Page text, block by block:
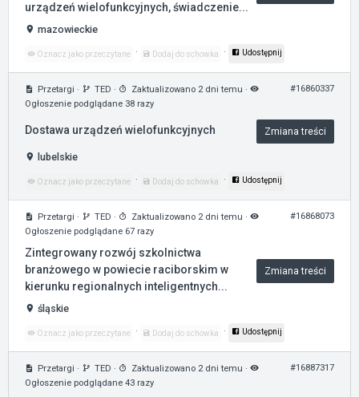
urządzeń wielofunkcyjnych, świadczenie...
mazowieckie
Oznacz jako przeczytane · Dodaj do schowka · Udostępnij
Przetargi · TED · Zaktualizowano 2 dni temu ·
Ogłoszenie podglądane 38 razy
#16860337
Dostawa urządzeń wielofunkcyjnych Zmiana treści
lubelskie
Oznacz jako przeczytane · Dodaj do schowka · Udostępnij
Przetargi · TED · Zaktualizowano 2 dni temu ·
Ogłoszenie podglądane 67 razy
#16868073
Zintegrowany rozwój szkolnictwa
branżowego w powiecie raciborskim w
kierunku regionalnych inteligentnych...
Zmiana treści
śląskie
Oznacz jako przeczytane · Dodaj do schowka · Udostępnij
Przetargi · TED · Zaktualizowano 2 dni temu ·
Ogłoszenie podglądane 43 razy
#16887317